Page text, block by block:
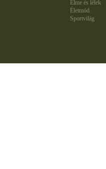
Elme és lélek
Életmód
Sportvilág